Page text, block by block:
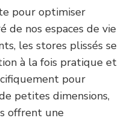
pour optimiser
de nos espaces de vie
les stores plissés se
à la fois pratique et
pour
petites dimensions,
offrent une